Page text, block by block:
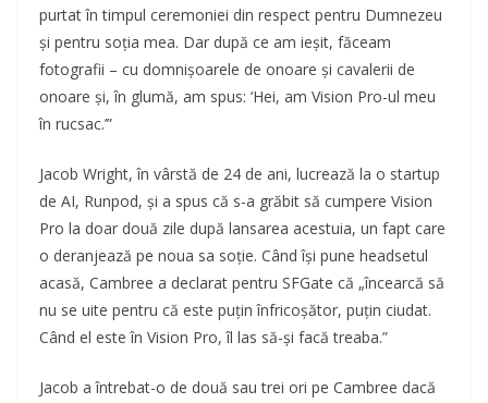
purtat în timpul ceremoniei din respect pentru Dumnezeu
și pentru soția mea. Dar după ce am ieșit, făceam
fotografii – cu domnișoarele de onoare și cavalerii de
onoare și, în glumă, am spus: ‘Hei, am Vision Pro-ul meu
în rucsac.’”
Jacob Wright, în vârstă de 24 de ani, lucrează la o startup
de AI, Runpod, și a spus că s-a grăbit să cumpere Vision
Pro la doar două zile după lansarea acestuia, un fapt care
o deranjează pe noua sa soție. Când își pune headsetul
acasă, Cambree a declarat pentru SFGate că „încearcă să
nu se uite pentru că este puțin înfricoșător, puțin ciudat.
Când el este în Vision Pro, îl las să-și facă treaba.”
Jacob a întrebat-o de două sau trei ori pe Cambree dacă